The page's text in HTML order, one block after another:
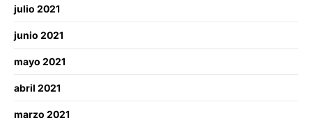
julio 2021
junio 2021
mayo 2021
abril 2021
marzo 2021